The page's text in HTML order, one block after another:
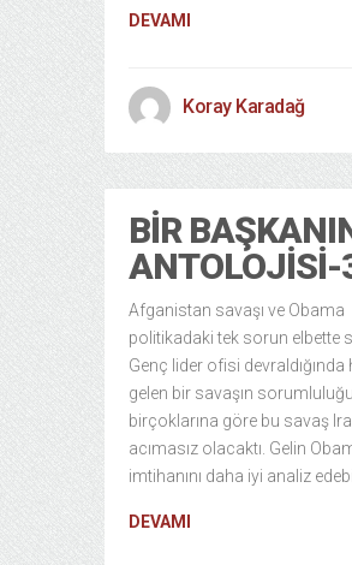
DEVAMI
Koray Karadağ
BIR
ANTOLOJISI-
Afganistan savaşı ve
politikadaki tek sorun elbette
Genç lider ofisi
gelen bir savaşın
birçoklarına göre bu savaş
acımasız olacaktı. Gelin
imtihanını daha iyi analiz
DEVAMI